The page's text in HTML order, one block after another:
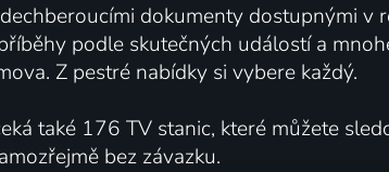
dokumenty dostupnými v
podle skutečných událostí a
Z pestré nabídky si vybere každý.
také 176 TV stanic, které můžete
bez závazku.